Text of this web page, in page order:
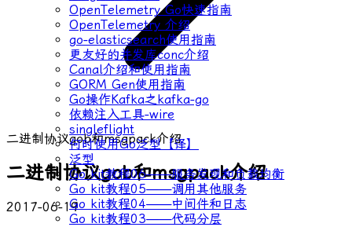
OpenTelemetry Go快速指南
OpenTelemetry 介绍
go-elasticsearch使用指南
更友好的并发库conc介绍
Canal介绍和使用指南
GORM Gen使用指南
Go操作Kafka之kafka-go
依赖注入工具-wire
singleflight
何时使用Go泛型【译】
泛型
Go kit教程06——服务发现和负载均衡
Go kit教程05——调用其他服务
Go kit教程04——中间件和日志
Go kit教程03——代码分层
二进制协议gob和msgpack介绍
二进制协议gob和msgpack介绍
2017-06-19